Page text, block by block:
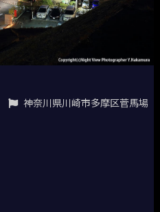
神奈川県川崎市多摩区菅馬場